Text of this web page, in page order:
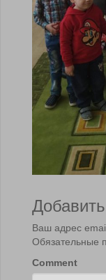
Ваш адрес
Обязательные
Comment